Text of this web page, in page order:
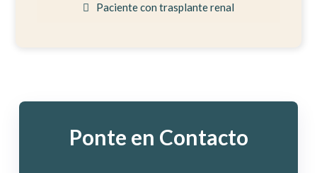
Paciente con trasplante renal
Ponte en Contacto